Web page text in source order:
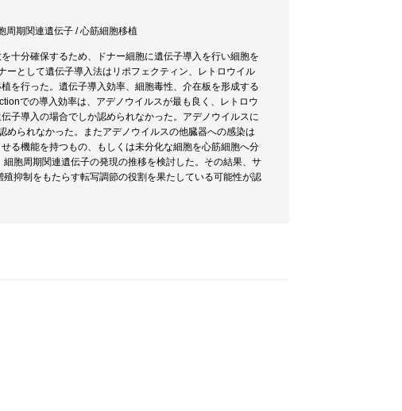
周期関連遺伝子 / 心筋細胞移植
十分確保するため、ドナー細胞に遺伝子導入を行い細胞を
として遺伝子導入法はリポフェクティン、レトロウイル
を行った。遺伝子導入効率、細胞毒性、介在板を形成する
での導入効率は、アデノウイルスが最も良く、レトロウ
子導入の場合でしか認められなかった。アデノウイルスに
られなかった。またアデノウイルスの他臓器への感染は
る機能を持つもの、もしくは未分化な細胞を心筋細胞へ分
胞周期関連遺伝子の発現の推移を検討した。その結果、サ
抑制をもたらす転写調節の役割を果たしている可能性が認